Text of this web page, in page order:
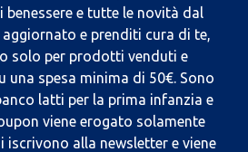
benessere e tutte le novità dal
aggiornato e prenditi cura di te,
solo per prodotti venduti e
una spesa minima di 50€. Sono
latti per la prima infanzia e
viene erogato solamente
iscrivono alla newsletter e viene